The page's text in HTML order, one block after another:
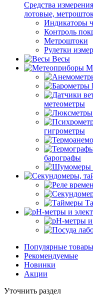
Средства
лотовые,
Индикаторы
Контроль
Метроштоки
Рулетки
Весы
метеометры
гигрометры
барографы
Популярные товары
Рекомендуемые
Новинки
Акции
Уточнить раздел